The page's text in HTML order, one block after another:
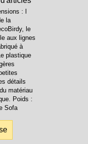
: l
la
le
aux lignes
à
plastique
détails
matériau
Poids :
Sofa